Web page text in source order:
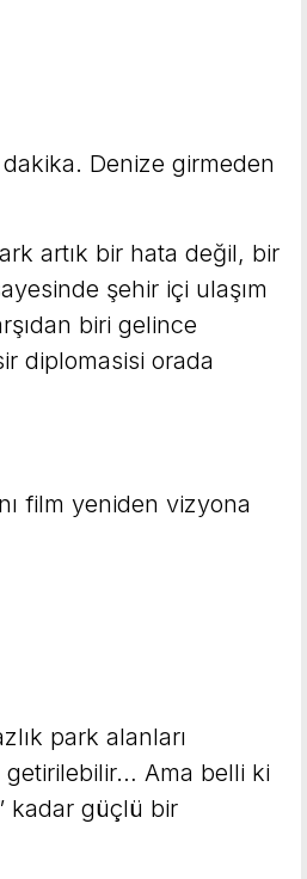
Denize girmeden
artık bir hata değil, bir
şehir içi ulaşım
biri gelince
diplomasisi orada
film yeniden vizyona
park alanları
getirilebilir… Ama belli ki
kadar güçlü bir